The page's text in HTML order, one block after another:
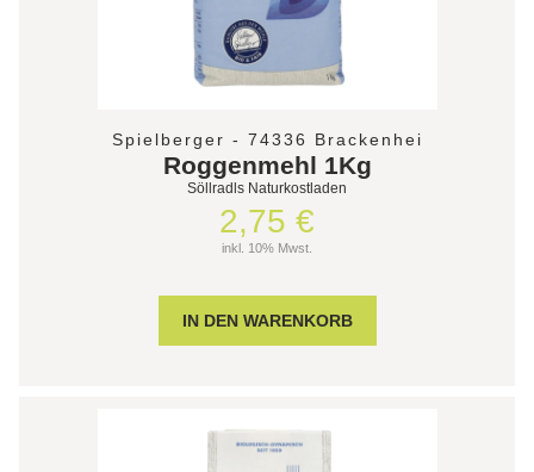
Spielberger - 74336 Brackenhei
Roggenmehl 1Kg
Söllradls Naturkostladen
2,75 €
inkl. 10% Mwst.